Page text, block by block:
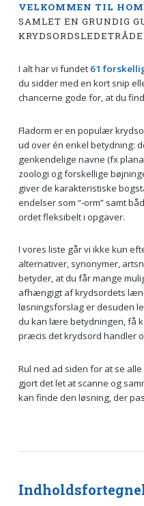
VELKOMMEN TIL
SAMLET EN GRUNDIG
I alt har vi fundet 61
du sidder med en kort snip
chancerne gode for, at du
Fladorm er en populær
ud over én enkel betydning:
genkendelige navne (fx
zoologi og forskellige
giver de karakteristiske
endelser som “‑orm” samt
ordet fleksibelt i opgaver.
I vores liste går vi ikke kun
alternativer, synonymer,
betyder, at du får mange
afhængigt af krydsordets
løsningsforslag er desuden
du kan lære betydningen, få
præcis det krydsord handler
Rul ned ad siden for at se
gjort det let at scanne og
kan finde den løsning, der